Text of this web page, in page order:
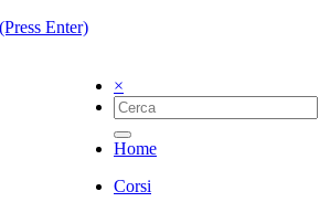
Enter)
×
Home
Corsi